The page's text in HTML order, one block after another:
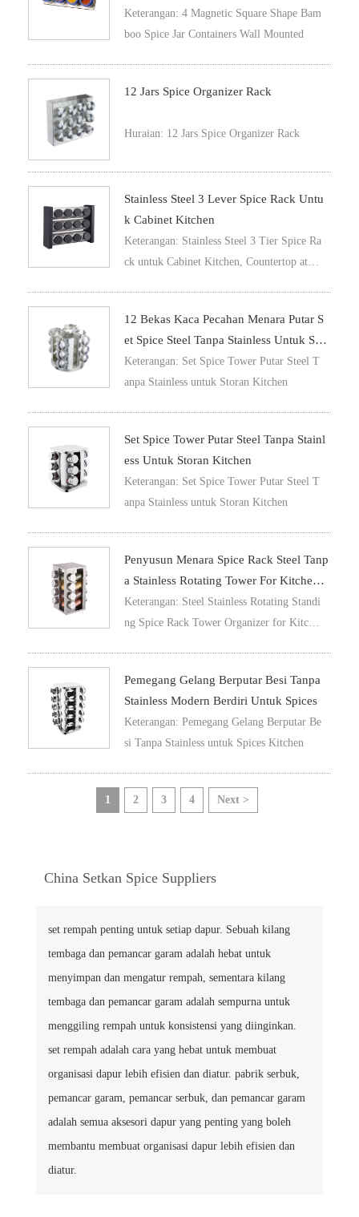
Keterangan: 4 Magnetic Square Shape Bam
boo Spice Jar Containers Wall Mounted
12 Jars Spice Organizer Rack
Huraian: 12 Jars Spice Organizer Rack
Stainless Steel 3 Lever Spice Rack Untu
K Cabinet Kitchen
Keterangan: Stainless Steel 3 Tier Spice Ra
ck untuk Cabinet Kitchen, Countertop ata
12 Bekas Kaca Pecahan Menara Putar S
Et Spice Steel Tanpa Stainless Untuk Stor
An
Keterangan: Set Spice Tower Putar Steel T
anpa Stainless untuk Storan Kitchen
Set Spice Tower Putar Steel Tanpa Stainl
Ess Untuk Storan Kitchen
Keterangan: Set Spice Tower Putar Steel T
anpa Stainless untuk Storan Kitchen
Penyusun Menara Spice Rack Steel Tanp
A Stainless Rotating Tower For Kitchen S
Pices
Keterangan: Steel Stainless Rotating Standi
ng Spice Rack Tower Organizer for Kitche
Pemegang Gelang Berputar Besi Tanpa
Stainless Modern Berdiri Untuk Spices
Keterangan: Pemegang Gelang Berputar Be
si Tanpa Stainless untuk Spices Kitchen
1 2 3 4 Next >
China Setkan Spice Suppliers
set rempah penting untuk setiap dapur. Sebuah kilang
tembaga dan pemancar garam adalah hebat untuk
menyimpan dan mengatur rempah, sementara kilang
tembaga dan pemancar garam adalah sempurna untuk
menggiling rempah untuk konsistensi yang diinginkan.
set rempah adalah cara yang hebat untuk membuat
organisasi dapur lebih efisien dan diatur. pabrik serbuk,
pemancar garam, pemancar serbuk, dan pemancar garam
adalah semua aksesori dapur yang penting yang boleh
membantu membuat organisasi dapur lebih efisien dan
diatur.